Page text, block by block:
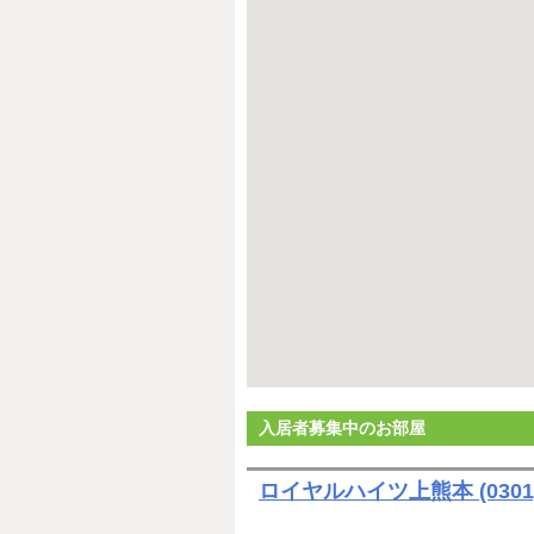
入居者募集中のお部屋
ロイヤルハイツ上熊本